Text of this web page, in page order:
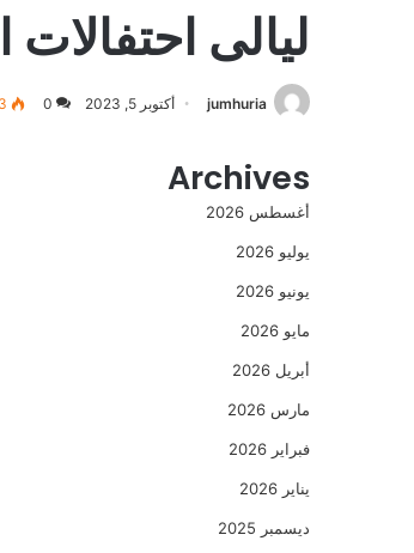
ليالى
jumhuria أكتوبر 5, 2023 0
Archives
أغسطس 2026
يوليو 2026
يونيو 2026
مايو 2026
أبريل 2026
مارس 2026
فبراير 2026
يناير 2026
ديسمبر 2025